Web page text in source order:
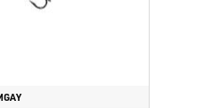
Yo-Zuri 3DB Series Wake Prop